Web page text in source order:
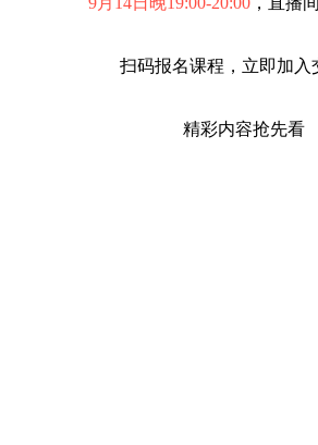
扫码报名课程，立即加入
精彩内容抢先看